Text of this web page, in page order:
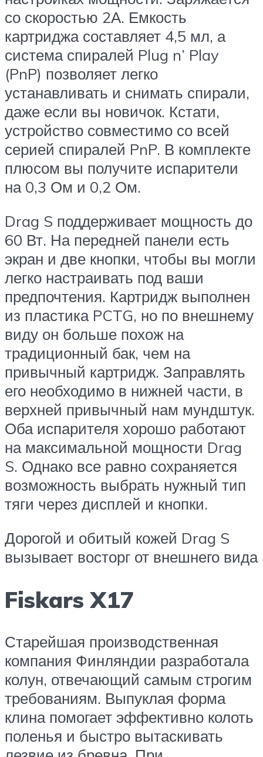
со скоростью 2А. Емкость
картриджа составляет 4,5 мл, а
система спиралей Plug n’ Play
(PnP) позволяет легко
устанавливать и снимать спирали,
даже если вы новичок. Кстати,
устройство совместимо со всей
серией спиралей PnP. В комплекте
плюсом вы получите испарители
на 0,3 Ом и 0,2 Ом.
Drag S поддерживает мощность до
60 Вт. На передней панели есть
экран и две кнопки, чтобы вы могли
легко настраивать под ваши
предпочтения. Картридж выполнен
из пластика PCTG, но по внешнему
виду он больше похож на
традиционный бак, чем на
привычный картридж. Заправлять
его необходимо в нижней части, в
верхней привычный нам мундштук.
Оба испарителя хорошо работают
на максимальной мощности Drag
S. Однако все равно сохраняется
возможность выбрать нужный тип
тяги через дисплей и кнопки.
Дорогой и обитый кожей Drag S
вызывает восторг от внешнего вида
Fiskars X17
Старейшая производственная
компания Финляндии разработала
колун, отвечающий самым строгим
требованиям. Выпуклая форма
клина помогает эффективно колоть
поленья и быстро вытаскивать